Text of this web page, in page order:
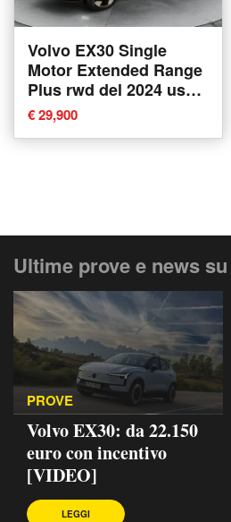
Volvo EX30 Single
Motor Extended Range
Plus rwd del 2024 usata
a Imola
€ 29,900
Ultime prove e news
PROVE
Volvo EX30: da 22.150
euro con incentivo
[VIDEO]
LEGGI